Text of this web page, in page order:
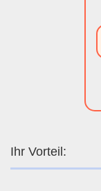
Ihr Vorteil: